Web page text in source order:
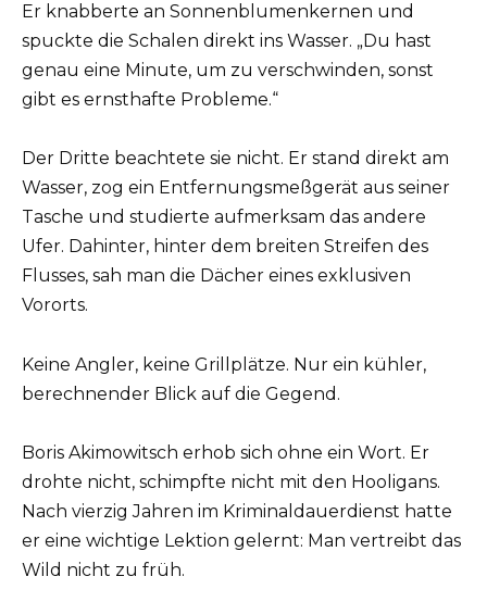
Er knabberte an Sonnenblumenkernen und
spuckte die Schalen direkt ins Wasser. „Du hast
genau eine Minute, um zu verschwinden, sonst
gibt es ernsthafte Probleme.“
Der Dritte beachtete sie nicht. Er stand direkt am
Wasser, zog ein Entfernungsmeßgerät aus seiner
Tasche und studierte aufmerksam das andere
Ufer. Dahinter, hinter dem breiten Streifen des
Flusses, sah man die Dächer eines exklusiven
Vororts.
Keine Angler, keine Grillplätze. Nur ein kühler,
berechnender Blick auf die Gegend.
Boris Akimowitsch erhob sich ohne ein Wort. Er
drohte nicht, schimpfte nicht mit den Hooligans.
Nach vierzig Jahren im Kriminaldauerdienst hatte
er eine wichtige Lektion gelernt: Man vertreibt das
Wild nicht zu früh.